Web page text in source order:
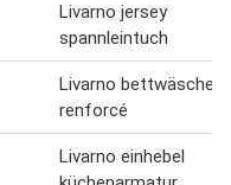
Livarno jersey
spannleintuch
Livarno bettwäsche
renforcé
Livarno einhebel